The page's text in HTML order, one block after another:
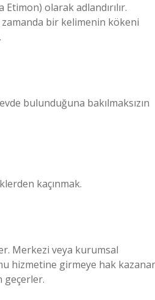
olarak adlandırılır.
zamanda bir kelimenin kökeni
bulunduğuna bakılmaksızın
kaçınmak.
Merkezi veya kurumsal
hizmetine girmeye hak
geçerler.